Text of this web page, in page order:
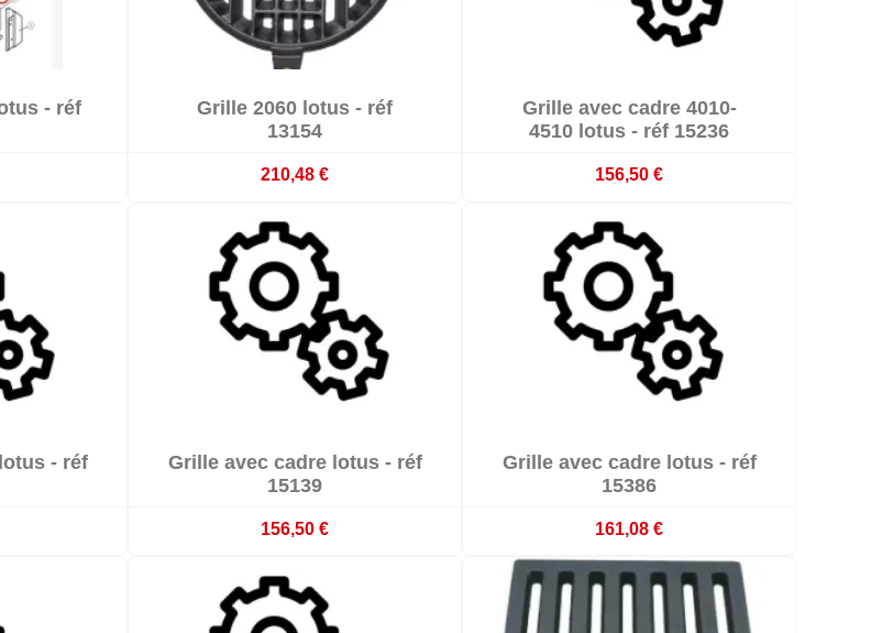
- réf
Délai 3-4 semaines
Grille 2060 lotus - réf
13154
210,48 €
 Délai 3-4 semaines
Grille avec cadre 4010-
4510 lotus - réf 15236
156,50 €
- réf
 Délai 3-4 semaines
Grille avec cadre lotus - réf
15139
156,50 €
 Délai 3-4 semaines
Grille avec cadre lotus - réf
15386
161,08 €